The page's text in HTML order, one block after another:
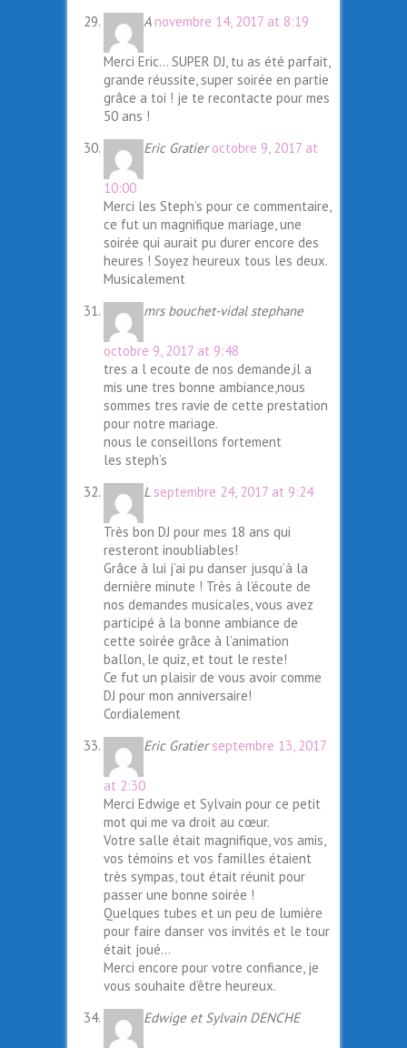
A novembre 14, 2017 at 8:19
Merci Eric… SUPER DJ, tu as été parfait,
grande réussite, super soirée en partie
grâce a toi ! je te recontacte pour mes
50 ans !
Eric Gratieroctobre 9, 2017 at
10:00
Merci les Steph’s pour ce commentaire,
ce fut un magnifique mariage, une
soirée qui aurait pu durer encore des
heures ! Soyez heureux tous les deux.
Musicalement
mrs bouchet-vidal stephane
octobre 9, 2017 at 9:48
tres a l ecoute de nos demande,il a
mis une tres bonne ambiance,nous
sommes tres ravie de cette prestation
pour notre mariage.
nous le conseillons fortement
les steph’s
L septembre 24, 2017 at 9:24
Très bon DJ pour mes 18 ans qui
resteront inoubliables!
Grâce à lui j’ai pu danser jusqu’à la
dernière minute ! Très à l’écoute de
nos demandes musicales, vous avez
participé à la bonne ambiance de
cette soirée grâce à l’animation
ballon, le quiz, et tout le reste!
Ce fut un plaisir de vous avoir comme
DJ pour mon anniversaire!
Cordialement
Eric Gratierseptembre 13, 2017
at 2:30
Merci Edwige et Sylvain pour ce petit
mot qui me va droit au cœur.
Votre salle était magnifique, vos amis,
vos témoins et vos familles étaient
très sympas, tout était réunit pour
passer une bonne soirée !
Quelques tubes et un peu de lumière
pour faire danser vos invités et le tour
était joué…
Merci encore pour votre confiance, je
vous souhaite d’être heureux.
Edwige et Sylvain DENCHE